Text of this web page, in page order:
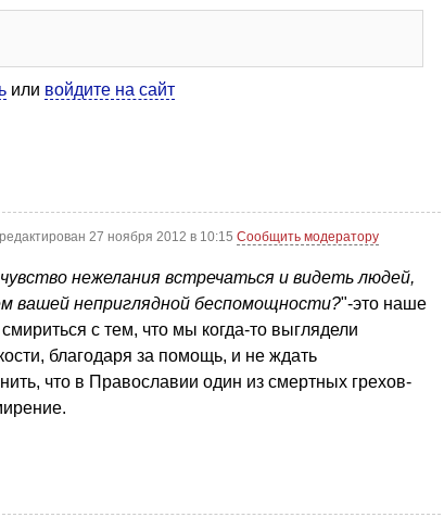
или войдите на сайт
27 ноября 2012 в 10:15Сообщить модератору
нежелания встречаться и видеть людей,
вашей неприглядной беспомощности?"-это наше
с тем, что мы когда-то выглядели
благодаря за помощь, и не ждать
что в Православии один из смертных грехов-